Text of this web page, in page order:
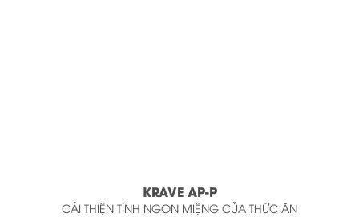
KRAVE AP-P
CẢI THIỆN TÍNH NGON MIỆNG CỦA THỨC ĂN